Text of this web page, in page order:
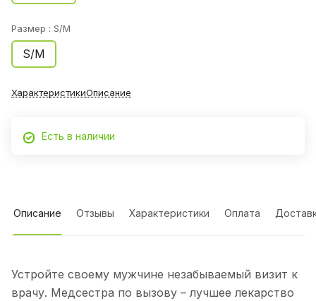
Размер : S/M
S/M
ХарактеристикиОписание
Есть в наличии
Описание Отзывы Характеристики Оплата
Устройте своему мужчине незабываемый визит к
врачу. Медсестра по вызову – лучшее лекарство